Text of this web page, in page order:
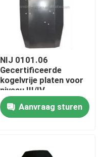
NIJ 0101.06
Gecertificeerde
kogelvrije platen voor
niveau III/IV
bescherming
Aanvraag sturen